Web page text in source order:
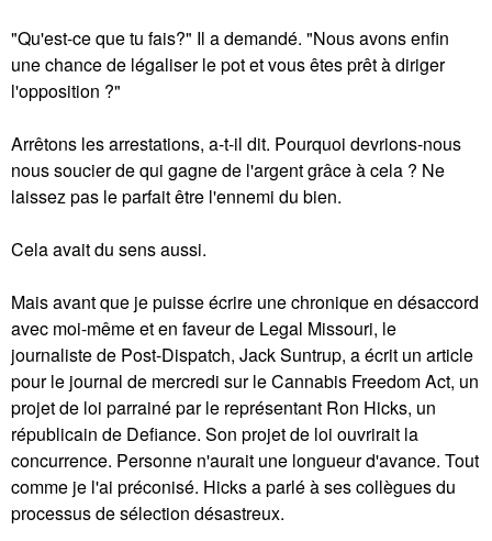
"Qu'est-ce que tu fais?" Il a demandé. "Nous avons enfin
une chance de légaliser le pot et vous êtes prêt à diriger
l'opposition ?"
Arrêtons les arrestations, a-t-il dit. Pourquoi devrions-nous
nous soucier de qui gagne de l'argent grâce à cela ? Ne
laissez pas le parfait être l'ennemi du bien.
Cela avait du sens aussi.
Mais avant que je puisse écrire une chronique en désaccord
avec moi-même et en faveur de Legal Missouri, le
journaliste de Post-Dispatch, Jack Suntrup, a écrit un article
pour le journal de mercredi sur le Cannabis Freedom Act, un
projet de loi parrainé par le représentant Ron Hicks, un
républicain de Defiance. Son projet de loi ouvrirait la
concurrence. Personne n'aurait une longueur d'avance. Tout
comme je l'ai préconisé. Hicks a parlé à ses collègues du
processus de sélection désastreux.